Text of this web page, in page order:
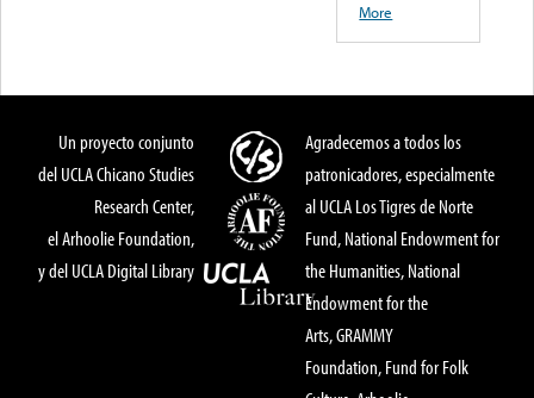
More
Un proyecto conjunto
del UCLA Chicano Studies
Research Center,
el Arhoolie Foundation,
y del UCLA Digital Library
Agradecemos a todos los
patronicadores, especialmente
al UCLA Los Tigres de Norte
Fund, National Endowment for
the Humanities, National
Endowment for the
Arts, GRAMMY
Foundation, Fund for Folk